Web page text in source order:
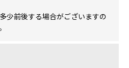
少前後する場合がございますの